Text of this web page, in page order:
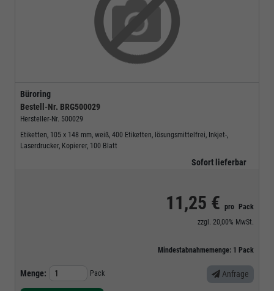
Büroring
Bestell-Nr. BRG500029
Hersteller-Nr. 500029
Etiketten, 105 x 148 mm, weiß, 400 Etiketten, lösungsmittelfrei, Inkjet-,
Laserdrucker, Kopierer, 100 Blatt
Sofort lieferbar
11,25 € pro
Pack
zzgl. 20,00% MwSt.
Mindestabnahmemenge: 1 Pack
Menge: Pack Anfrage